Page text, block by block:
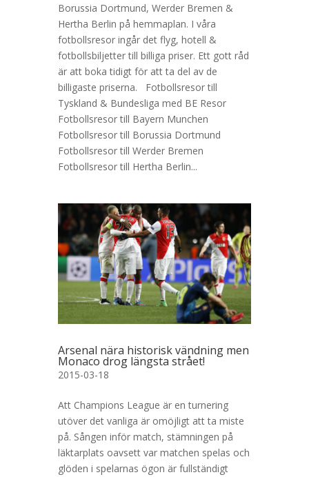
Borussia Dortmund, Werder Bremen &
Hertha Berlin på hemmaplan. I våra
fotbollsresor ingår det flyg, hotell &
fotbollsbiljetter till billiga priser. Ett gott råd
är att boka tidigt för att ta del av de
billigaste priserna. Fotbollsresor till
Tyskland & Bundesliga med BE Resor
Fotbollsresor till Bayern Munchen
Fotbollsresor till Borussia Dortmund
Fotbollsresor till Werder Bremen
Fotbollsresor till Hertha Berlin...
Arsenal nära historisk vändning men
Monaco drog längsta strået!
2015-03-18
Att Champions League är en turnering
utöver det vanliga är omöjligt att ta miste
på. Sången inför match, stämningen på
läktarplats oavsett var matchen spelas och
glöden i spelarnas ögon är fullständigt